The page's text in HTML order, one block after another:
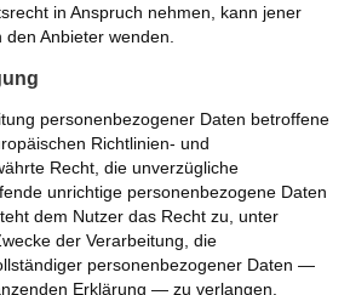
in Anspruch nehmen, kann jener
Anbieter wenden.
personenbezogener Daten betroffene
Richtlinien- und
Recht, die unverzügliche
unrichtige personenbezogene Daten
dem Nutzer das Recht zu, unter
der Verarbeitung, die
personenbezogener Daten —
Erklärung — zu verlangen.